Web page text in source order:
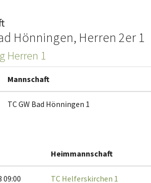
Hönningen, Herren 2er 1
Herren 1
Mannschaft
TC GW Bad Hönningen 1
Heimmannschaft
09:00 TC Helferskirchen 1